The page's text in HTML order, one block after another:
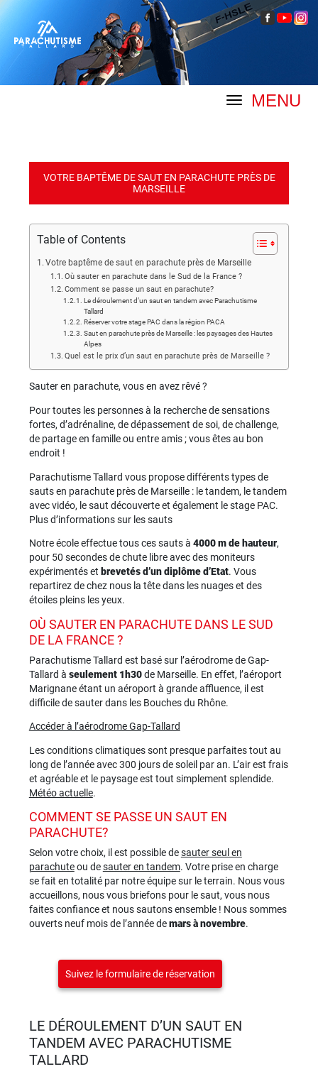
MENU
VOTRE BAPTÊME DE SAUT EN PARACHUTE PRÈS DE
MARSEILLE
Table of Contents
Votre baptême de saut en parachute près de Marseille
Où sauter en parachute dans le Sud de la France ?
Comment se passe un saut en parachute?
Le déroulement d’un saut en tandem avec Parachutisme
Tallard
Réserver votre stage PAC dans la région PACA
Saut en parachute près de Marseille : les paysages des Hautes
Alpes
Quel est le prix d’un saut en parachute près de Marseille ?
Sauter en parachute, vous en avez rêvé ?
Pour toutes les personnes à la recherche de sensations
fortes, d’adrénaline, de dépassement de soi, de challenge,
de partage en famille ou entre amis ; vous êtes au bon
endroit !
Parachutisme Tallard vous propose différents types de
sauts en parachute près de Marseille : le tandem, le tandem
avec vidéo, le saut découverte et également le stage PAC.
Plus d’informations sur les sauts
Notre école effectue tous ces sauts à 4000 m de hauteur,
pour 50 secondes de chute libre avec des moniteurs
expérimentés et brevetés d’un diplôme d’Etat. Vous
repartirez de chez nous la tête dans les nuages et des
étoiles pleins les yeux.
OÙ SAUTER EN PARACHUTE DANS LE SUD
DE LA FRANCE ?
Parachutisme Tallard est basé sur l’aérodrome de Gap-
Tallard à seulement 1h30de Marseille. En effet, l’aéroport
Marignane étant un aéroport à grande affluence, il est
difficile de sauter dans les Bouches du Rhône.
Accéder à l’aérodrome Gap-Tallard
Les conditions climatiques sont presque parfaites tout au
long de l’année avec 300 jours de soleil par an. L’air est frais
et agréable et le paysage est tout simplement splendide.
Météo actuelle.
COMMENT SE PASSE UN SAUT EN
PARACHUTE?
Selon votre choix, il est possible desauter seul en
parachuteou desauter en tandem. Votre prise en charge
se fait en totalité par notre équipe sur le terrain. Nous vous
accueillons, nous vous briefons pour le saut, vous nous
faites confiance et nous sautons ensemble ! Nous sommes
ouverts neuf mois de l’année demars à novembre.
Suivez le formulaire de réservation
LE DÉROULEMENT D’UN SAUT EN
TANDEM AVEC PARACHUTISME
TALLARD